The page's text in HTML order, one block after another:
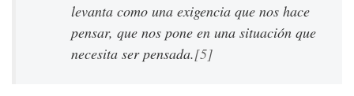
levanta como una exigencia que nos hace
pensar, que nos pone en una situación que
necesita ser pensada.[5]